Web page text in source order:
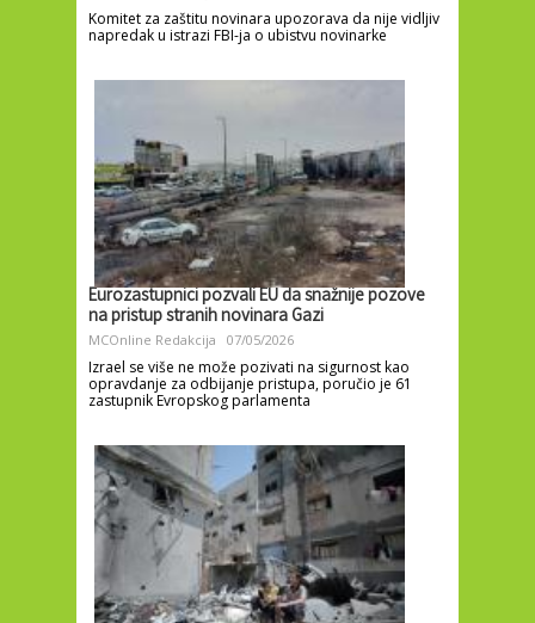
Komitet za zaštitu novinara upozorava da nije vidljiv
napredak u istrazi FBI-ja o ubistvu novinarke
Eurozastupnici pozvali EU da snažnije pozove
na pristup stranih novinara Gazi
MCOnline Redakcija 07/05/2026
Izrael se više ne može pozivati ​​na sigurnost kao
opravdanje za odbijanje pristupa, poručio je 61
zastupnik Evropskog parlamenta